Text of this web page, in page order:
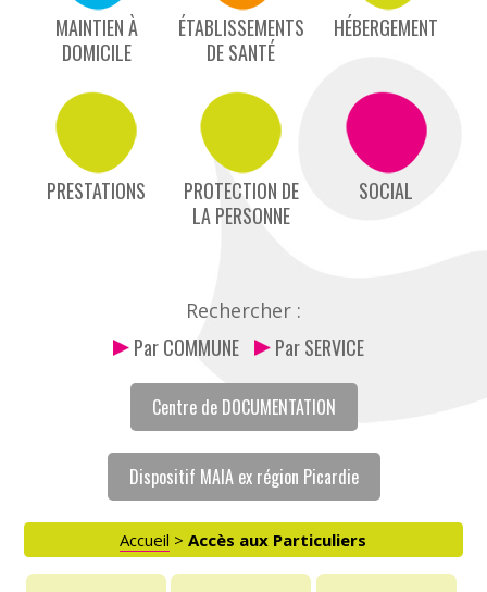
ACCÈS PARTICULIERS
AIDE AUX AIDANTS
MAINTIEN À
DOMICILE
ÉTABLISSEMENTS
DE SANTÉ
HÉBERGEMENT
PRESTATIONS
PROTECTION DE
LA PERSONNE
SOCIAL
Rechercher :
Par COMMUNE Par SERVICE
Centre de DOCUMENTATION
Dispositif MAIA ex région Picardie
Accueil >Accès aux Particuliers